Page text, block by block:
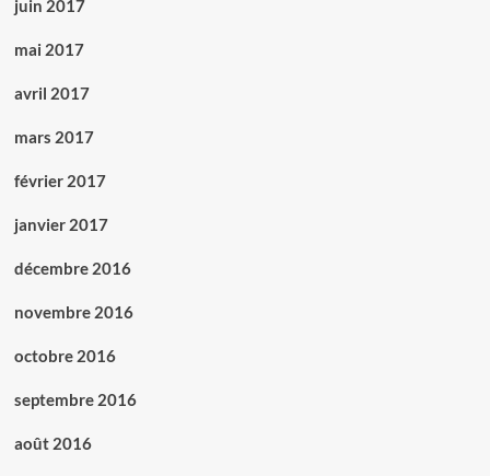
juin 2017
mai 2017
avril 2017
mars 2017
février 2017
janvier 2017
décembre 2016
novembre 2016
octobre 2016
septembre 2016
août 2016